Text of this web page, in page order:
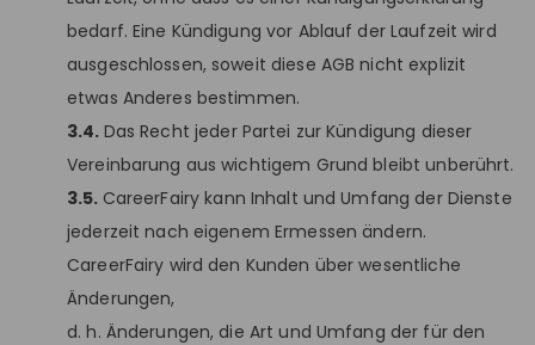
bedarf. Eine Kündigung vor Ablauf der Laufzeit wird
ausgeschlossen, soweit diese AGB nicht explizit
etwas Anderes bestimmen.
3.4. Das Recht jeder Partei zur Kündigung dieser
Vereinbarung aus wichtigem Grund bleibt unberührt.
3.5. CareerFairy kann Inhalt und Umfang der Dienste
jederzeit nach eigenem Ermessen ändern.
CareerFairy wird den Kunden über wesentliche
Änderungen,
d. h. Änderungen, die Art und Umfang der für den